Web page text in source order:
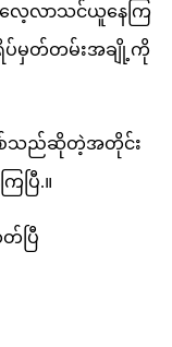
င်လေ့လာသင်ယူနေကြ
ရိပ်မှတ်တမ်းအချို့ကို
စ်သည်ဆိုတဲ့အတိုင်း
ပြီ.။
ပြီ